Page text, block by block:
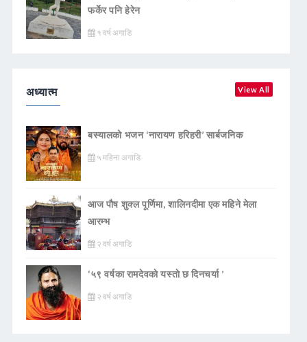
फर्केर पनि हेरेन
१ वर्ष अगाडि
अध्यात्म View All
बस्यालको भजन ‘नारायण हरिहरी’ सार्बजनिक
५ महिना अगाडि
आज पौष शुक्ल पूर्णिमा, शालिनदीमा एक महिने मेला
आरम्भ
२ वर्ष अगाडि
‘५९ वर्षका रामदेवकाे यस्ताे छ दिनचर्या ’
२ वर्ष अगाडि